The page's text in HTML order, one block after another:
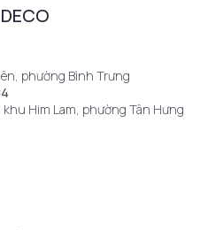
phường Bình Trưng
Him Lam, phường Tân Hưng